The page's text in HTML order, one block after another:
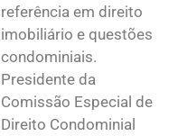
referência em direito
imobiliário e questões
condominiais.
Presidente da
Comissão Especial de
Direito Condominial